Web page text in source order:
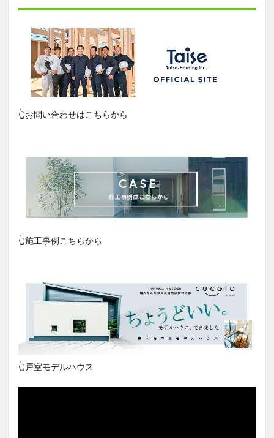
👆お問い合わせはこちらから
👆施工事例こちらから
👆戸室モデルハウス